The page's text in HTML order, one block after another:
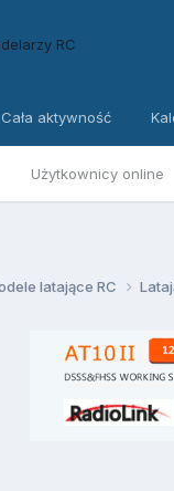
Użytkownicy online
Cała aktywność
latające RC